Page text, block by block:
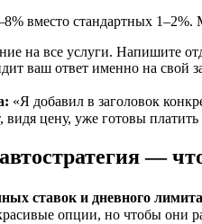
вместо стандартных
на все услуги. Напишите
ваш ответ именно на свой
«Я добавил в заголовок
цену, уже готовы
—
ставок и дневного
опции, но чтобы они